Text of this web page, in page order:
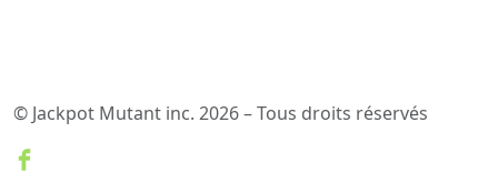
© Jackpot Mutant inc. 2026 – Tous droits réservés